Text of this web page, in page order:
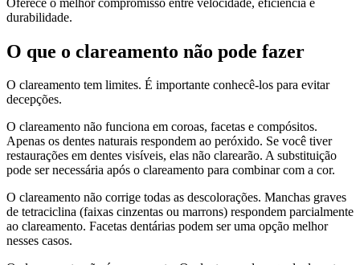
durabilidade.
O que o clareamento não pode fazer
O clareamento tem limites. É importante conhecê-los para evitar
decepções.
O clareamento não funciona em coroas, facetas e compósitos.
Apenas os dentes naturais respondem ao peróxido. Se você tiver
restaurações em dentes visíveis, elas não clarearão. A substituição
pode ser necessária após o clareamento para combinar com a cor.
O clareamento não corrige todas as descolorações. Manchas graves
de tetraciclina (faixas cinzentas ou marrons) respondem parcialmente
ao clareamento. Facetas dentárias podem ser uma opção melhor
nesses casos.